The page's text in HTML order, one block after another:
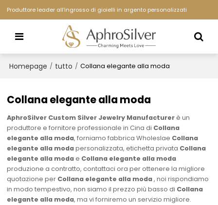
Produttore leader all'ingrosso di gioielli in argento personalizzati
Homepage / tutto / Collana elegante alla moda
Collana elegante alla moda
AphroSilver Custom Silver Jewelry Manufacturerè un
produttore e fornitore professionale in Cina di Collana
elegante alla moda, forniamo fabbrica Wholeslae Collana
elegante alla modapersonalizzata, etichetta privata Collana
elegante alla modae Collana elegante alla moda
produzione a contratto, contattaci ora per ottenere la migliore
quotazione per Collana elegante alla moda, noi rispondiamo
in modo tempestivo, non siamo il prezzo più basso di Collana
elegante alla moda, ma vi forniremo un servizio migliore.